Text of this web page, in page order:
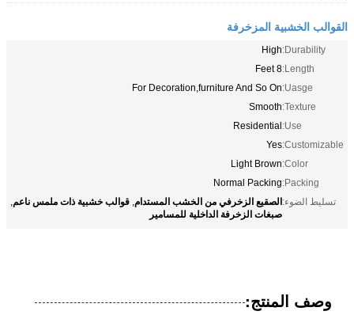
القوالب الخشبية المزخرفة
Durability:
High
Length:
8 Feet
Uasge:
For Decoration,furniture And So On
Texture:
Smooth
Use:
Residential
Customizable:
Yes
Color:
Light Brown
Packing:
Normal Packing
تسليط الضوء:الصقيع الزخرفي من الخشب المستدام, قوالب خشبية ذات ملمس ناعم,
صبغات الزخرفة الداخلية للمسامير
وصف المنتج: